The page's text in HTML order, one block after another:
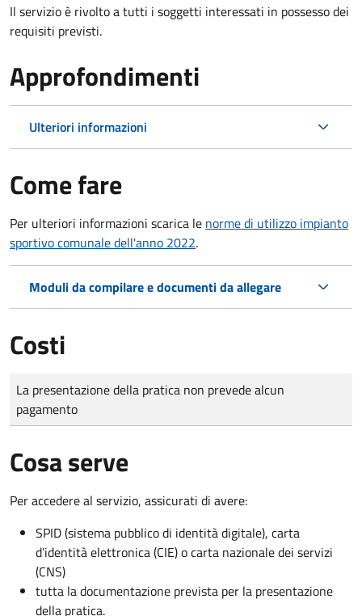
Il servizio è rivolto a tutti i soggetti interessati in possesso dei
requisiti previsti.
Approfondimenti
Ulteriori informazioni
Come fare
Per ulteriori informazioni scarica le norme di utilizzo impianto
sportivo comunale dell'anno 2022.
Moduli da compilare e documenti da allegare
Costi
Tipo di pagamento
Importo
La presentazione della pratica non prevede alcun
pagamento
Cosa serve
Per accedere al servizio, assicurati di avere:
SPID (sistema pubblico di identità digitale), carta
d’identità elettronica (CIE) o carta nazionale dei servizi
(CNS)
tutta la documentazione prevista per la presentazione
della pratica.